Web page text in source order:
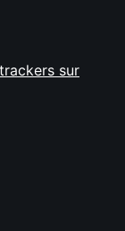
sur